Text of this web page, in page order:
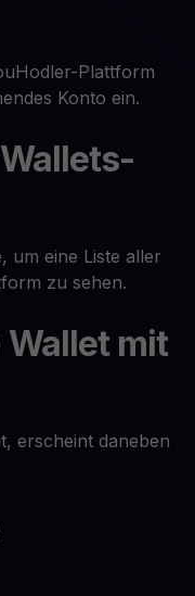
Plattform
Konto ein.
um eine Liste aller
zu sehen.
Wallet mit
erscheint daneben